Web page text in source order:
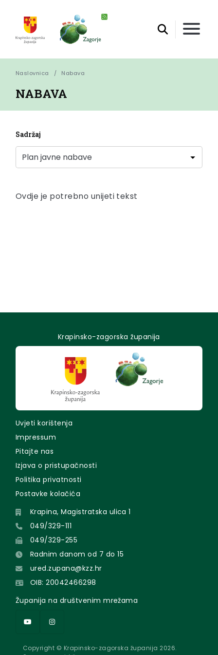
Naslovnica Nabava
NABAVA
Sadržaj
Ovdje je potrebno unijeti tekst
Krapinsko-zagorska županija
Uvjeti korištenja
Impressum
Pitajte nas
Izjava o pristupačnosti
Politika privatnosti
Postavke kolačića
Krapina, Magistratska ulica 1
049/329-111
049/329-255
Radnim danom od 7 do 15
ured.zupana@kzz.hr
OIB: 20042466298
Županija na društvenim mrežama
Copyright © Krapinsko-zagorska županija 2026.